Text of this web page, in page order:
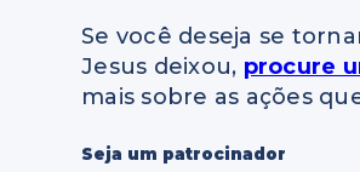
Se você deseja se
Jesus deixou, procure
mais sobre as ações
Seja um patrocinador